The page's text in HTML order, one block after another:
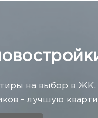
на выбор в ЖК,
- лучшую